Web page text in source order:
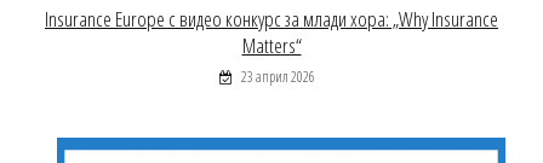
Insurance Europe с видео конкурс за млади хора: „Why Insurance
Matters“
23 април 2026